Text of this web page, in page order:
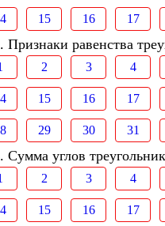
15 16 17
Признаки равенства
2 3 4
15 16 17
29 30 31
Сумма углов
2 3 4
15 16 17